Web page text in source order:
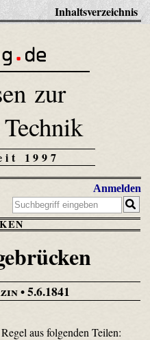
Inhaltsverzeichnis
zur
1997
Anmelden
• 5.6.1841
aus folgenden Teilen: